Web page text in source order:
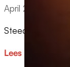
April 2, 2026
Steeds meer
Lees meer